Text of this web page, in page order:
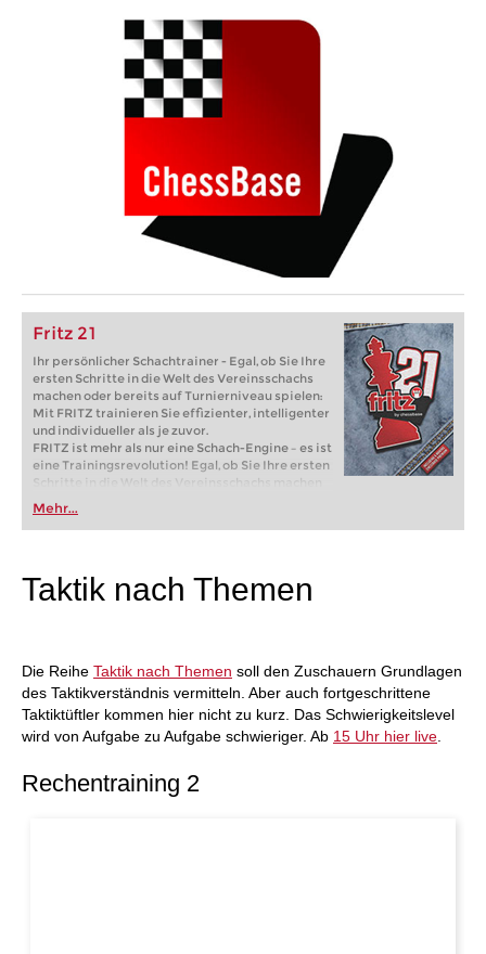
Fritz 21
Ihr persönlicher Schachtrainer - Egal, ob Sie Ihre
ersten Schritte in die Welt des Vereinsschachs
machen oder bereits auf Turnierniveau spielen:
Mit FRITZ trainieren Sie effizienter, intelligenter
und individueller als je zuvor.
FRITZ ist mehr als nur eine Schach-Engine – es ist
eine Trainingsrevolution! Egal, ob Sie Ihre ersten
Schritte in die Welt des Vereinsschachs machen
oder bereits auf Turnierniveau spielen: Mit
FRITZ trainieren Sie effizienter, intelligenter und
individueller als je zuvor.
Mehr...
Taktik nach Themen
Die Reihe Taktik nach Themen soll den Zuschauern Grundlagen
des Taktikverständnis vermitteln. Aber auch fortgeschrittene
Taktiktüftler kommen hier nicht zu kurz. Das Schwierigkeitslevel
wird von Aufgabe zu Aufgabe schwieriger. Ab 15 Uhr hier live
Rechentraining 2